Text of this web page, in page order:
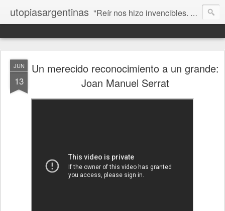
utopiasargentinas "Reír nos hizo invencibles. No como los que siempre ganan, sino como aquellos que no se rinden”. Frida Kahlo
JUN
13
Un merecido reconocimiento a un grande:
Joan Manuel Serrat